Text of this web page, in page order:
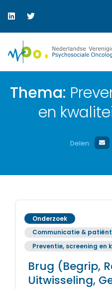
Thema:
en
Delen:
Onderzoek
Communicatie &
Preventie, screening en
Brug (Begrip,
Uitwisseling,